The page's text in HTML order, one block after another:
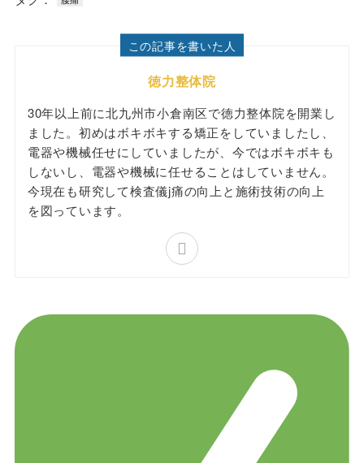
この記事を書いた人
徳力整体院
30年以上前に北九州市小倉南区で徳力整体院を開業し
ました。初めはボキボキする矯正をしていましたし、
電器や機械任せにしていましたが、今ではボキボキも
しないし、電器や機械に任せることはしていません。
今現在も研究して検査儀j痛の向上と施術技術の向上
を図っています。